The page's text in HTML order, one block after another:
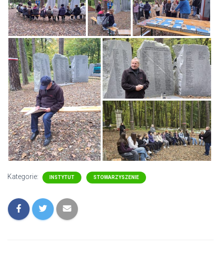
Kategorie: INSTYTUT STOWARZYSZENIE